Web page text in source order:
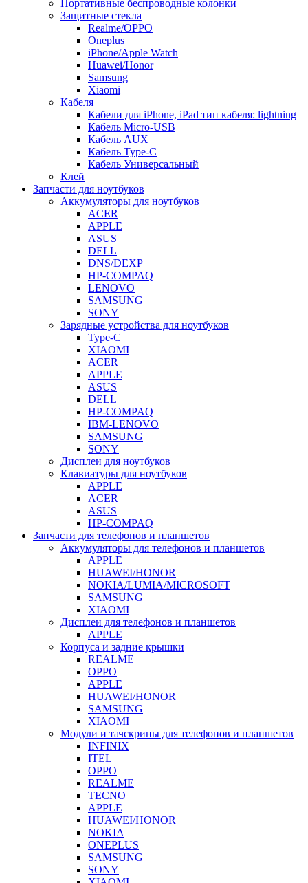
Портативные беспроводные колонки
Защитные стекла
Realme/OPPO
Oneplus
iPhone/Apple Watch
Huawei/Honor
Samsung
Xiaomi
Кабеля
Кабели для iPhone, iPad тип кабеля: lightning
Кабель Micro-USB
Кабель AUX
Кабель Type-C
Кабель Универсальный
Клей
Запчасти для ноутбуков
Аккумуляторы для ноутбуков
ACER
APPLE
ASUS
DELL
DNS/DEXP
HP-COMPAQ
LENOVO
SAMSUNG
SONY
Зарядные устройства для ноутбуков
Type-C
XIAOMI
ACER
APPLE
ASUS
DELL
HP-COMPAQ
IBM-LENOVO
SAMSUNG
SONY
Дисплеи для ноутбуков
Клавиатуры для ноутбуков
APPLE
ACER
ASUS
HP-COMPAQ
Запчасти для телефонов и планшетов
Аккумуляторы для телефонов и планшетов
APPLE
HUAWEI/HONOR
NOKIA/LUMIA/MICROSOFT
SAMSUNG
XIAOMI
Дисплеи для телефонов и планшетов
APPLE
Корпуса и задние крышки
REALME
OPPO
APPLE
HUAWEI/HONOR
SAMSUNG
XIAOMI
Модули и тачскрины для телефонов и планшетов
INFINIX
ITEL
OPPO
REALME
TECNO
APPLE
HUAWEI/HONOR
NOKIA
ONEPLUS
SAMSUNG
SONY